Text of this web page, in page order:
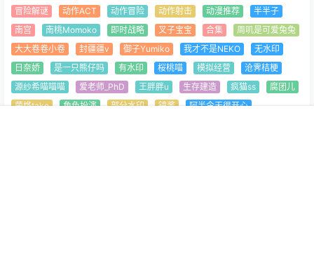
冒险解谜
动作ACT 动作冒险 动作射击 动漫推荐
半半子
南宫
南桃Momoko 即时战略 叉子宝宝 合集
周叽是可爱兔兔
大大卷卷小卷
封疆疆v 御子Yumiko 我才不是NEKO
无水印
日奈娇
是一只熊仔吗 有水印 桜桃喵 模拟经营
沧霁桔梗
源纱希喵喵喵
爱老师_PhD 王胖胖u 生存建造 疯猫ss
腐团儿
菌烨tako
角色扮演 部分水印 镜酱
阿半今天很开心